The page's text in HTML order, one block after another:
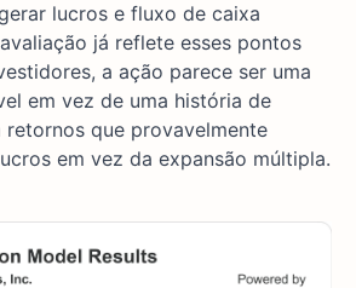
lucros e fluxo de caixa
já reflete esses pontos
a ação parece ser uma
em vez de uma história de
que provavelmente
em vez da expansão múltipla.